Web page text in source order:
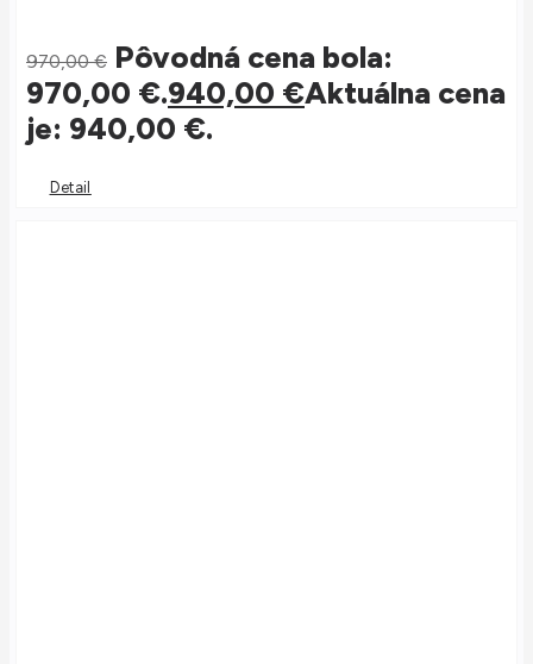
970,00€ Pôvodná cena bola:
970,00 €.940,00 €Aktuálna cena
je: 940,00 €.
Detail